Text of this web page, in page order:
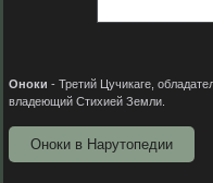
Оноки - Третий Цучикаге,
владеющий Стихией Земли.
Оноки в Нарутопедии